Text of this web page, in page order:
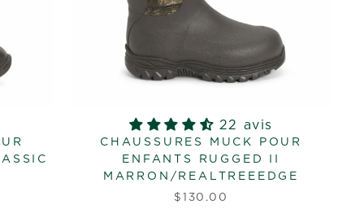
22 avis
CHAUSSURES MUCK POUR
ENFANTS RUGGED II
MARRON/REALTREEEDGE
$130.00